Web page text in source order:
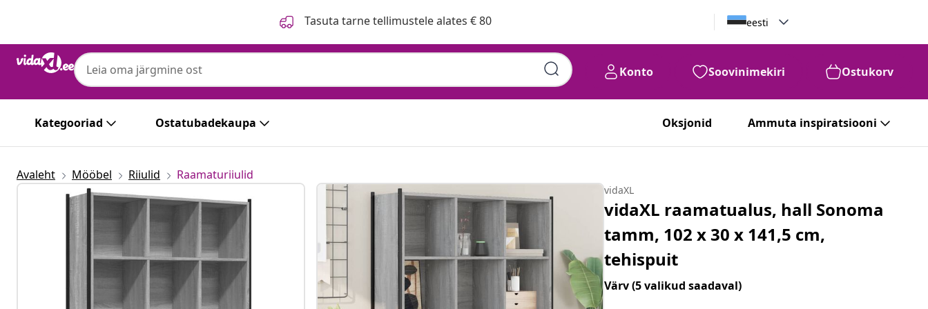
Tasuta tarne tellimustele alates € 80 eesti
Konto Soovinimekiri Ostukorv
Kategooriad Ostatubadekaupa Oksjonid Ammuta inspiratsiooni
Avaleht Mööbel Riiulid Raamaturiiulid
vidaXL
vidaXL raamatualus, hall Sonoma
tamm, 102 x 30 x 141,5 cm,
tehispuit
Värv(5 valikud saadaval)